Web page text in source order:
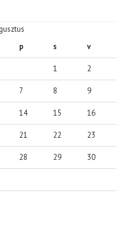
p s v
1 2
7 8 9
14 15 16
21 22 23
28 29 30